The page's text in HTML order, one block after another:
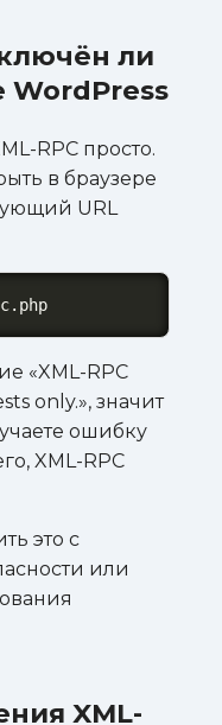
ли
WordPress
RPC просто.
в браузере
URL
«XML-RPC
only.», значит
ошибку
XML-RPC
это с
или
XML-